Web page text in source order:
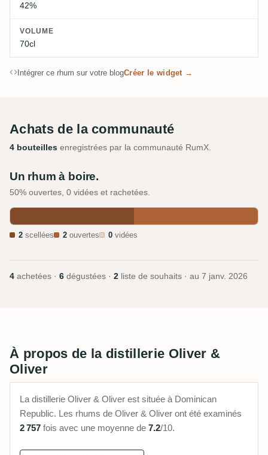
42%
VOLUME
70cl
Intégrer ce rhum sur votre blogCréer le widget →
Achats de la communauté
4 bouteilles enregistrées par la communauté RumX.
Un rhum à boire.
50% ouvertes, 0 vidées et rachetées.
2 scellées 2 ouvertes 0 vidées
4 achetées · 6 dégustées · 2 liste de souhaits · au 7 janv. 2026
À propos de la distillerie Oliver &
Oliver
La distillerie Oliver & Oliver est située à Dominican
Republic. Les rhums de Oliver & Oliver ont été examinés
2 757 fois avec une moyenne de 7.2/10.